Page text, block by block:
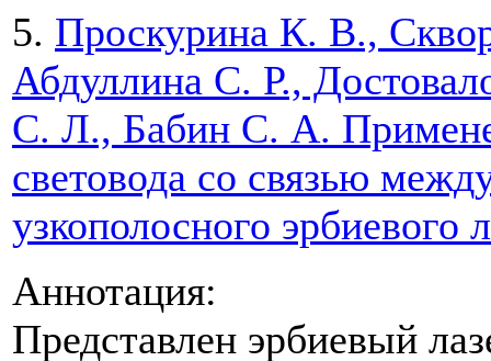
5. Проскурина К. В.,
Абдуллина С. Р.,
С. Л., Бабин С. А.
световода со связью
узкополосного эрбиевого
Аннотация:
Представлен эрбиевый